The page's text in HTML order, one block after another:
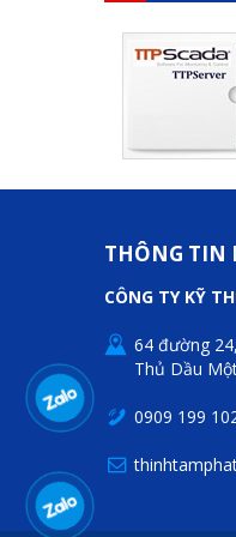
THÔNG TIN
CÔNG TY KỸ
64 đường
Thủ Dầu
0909 199